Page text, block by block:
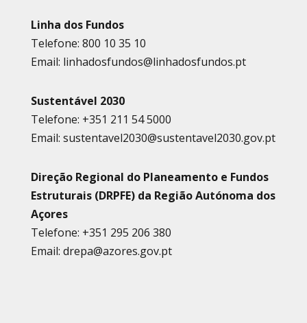
Linha dos Fundos
Telefone: 800 10 35 10
Email: linhadosfundos@linhadosfundos.pt
Sustentável 2030
Telefone: +351 211 54 5000
Email: sustentavel2030@sustentavel2030.gov.pt
Direção Regional do Planeamento e Fundos
Estruturais (DRPFE) da Região Autónoma dos
Açores
Telefone: +351 295 206 380
Email: drepa@azores.gov.pt